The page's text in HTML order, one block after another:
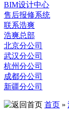
BIM设计中心
售后报修系统
联系浩爽
浩爽总部
北京分公司
武汉分公司
杭州分公司
成都分公司
新疆分公司
首页 »